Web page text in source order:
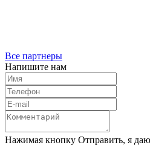
Все партнеры
Напишите нам
Нажимая кнопку Отправить, я даю